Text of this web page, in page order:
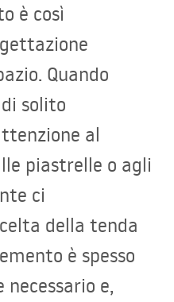
è così
Quando
solito
al
piastrelle o agli
ci
della tenda
è spesso
e,